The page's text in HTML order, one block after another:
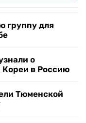
группу для
о
Кореи в Россию
Тюменской